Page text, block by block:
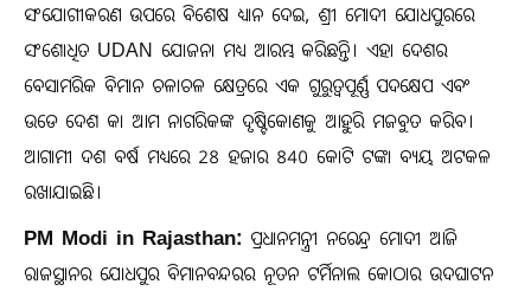
ସଂଯୋଗୀକରଣ ଉପରେ ବିଶେଷ ଧ୍ୟାନ ଦେଇ, ଶ୍ରୀ ମୋଦୀ ଯୋଧପୁରରେ
ସଂଶୋଧିତ UDAN ଯୋଜନା ମଧ୍ୟ ଆରମ୍ଭ କରିଛନ୍ତି। ଏହା ଦେଶର
ବେସାମରିକ ବିମାନ ଚଳାଚଳ କ୍ଷେତ୍ରରେ ଏକ ଗୁରୁତ୍ୱପୂର୍ଣ୍ଣ ପଦକ୍ଷେପ ଏବଂ
ଉଡେ ଦେଶ କା ଆମ ନାଗରିକଙ୍କ ଦୃଷ୍ଟିକୋଣକୁ ଆହୁରି ମଜବୁତ କରିବ।
ଆଗାମୀ ଦଶ ବର୍ଷ ମଧ୍ୟରେ 28 ହଜାର 840 କୋଟି ଟଙ୍କା ବ୍ୟୟ ଅଟକଳ
ରଖାଯାଇଛି।
PM Modi in Rajasthan: ପ୍ରଧାନମନ୍ତ୍ରୀ ନରେନ୍ଦ୍ର ମୋଦୀ ଆଜି
ରାଜସ୍ଥାନର ଯୋଧପୁର ବିମାନବନ୍ଦରର ନୂତନ ଟର୍ମିନାଲ କୋଠାର ଉଦଘାଟନ